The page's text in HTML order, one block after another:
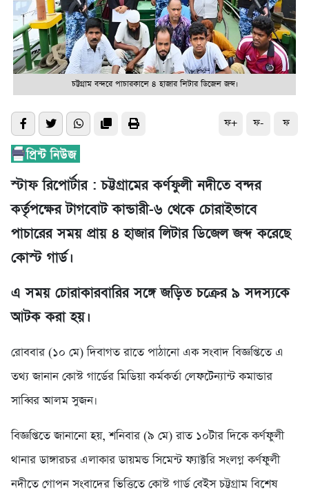
চট্টগ্রাম বন্দরে পাচারকালে ৪ হাজার লিটার ডিজেল জব্দ।
ফ+ ফ- ফ
স্টাফ রিপোর্টার : চট্টগ্রামের কর্ণফুলী নদীতে বন্দর
কর্তৃপক্ষের টাগবোট কান্ডারী-৬ থেকে চোরাইভাবে
পাচারের সময় প্রায় ৪ হাজার লিটার ডিজেল জব্দ করেছে
কোস্ট গার্ড।
এ সময় চোরাকারবারির সঙ্গে জড়িত চক্রের ৯ সদস্যকে
আটক করা হয়।
রোববার (১০ মে) দিবাগত রাতে পাঠানো এক সংবাদ বিজ্ঞপ্তিতে এ
তথ্য জানান কোস্ট গার্ডের মিডিয়া কর্মকর্তা লেফটেন্যান্ট কমান্ডার
সাব্বির আলম সুজন।
বিজ্ঞপ্তিতে জানানো হয়, শনিবার (৯ মে) রাত ১০টার দিকে কর্ণফুলী
থানার ডাঙ্গারচর এলাকার ডায়মন্ড সিমেন্ট ফ্যাক্টরি সংলগ্ন কর্ণফুলী
নদীতে গোপন সংবাদের ভিত্তিতে কোস্ট গার্ড বেইস চট্টগ্রাম বিশেষ